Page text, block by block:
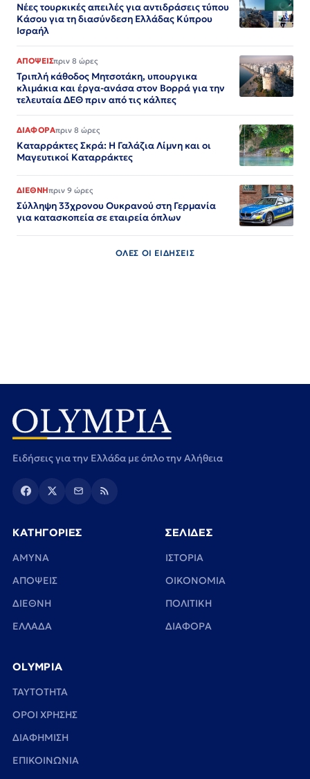
Νέες τουρκικές απειλές για αντιδράσεις τύπου
Κάσου για τη διασύνδεση Ελλάδας Κύπρου
Ισραήλ
ΑΠΟΨΕΙΣπριν 8 ώρες
Τριπλή κάθοδος Μητσοτάκη, υπουργικα
κλιμάκια και έργα-ανάσα στον Βορρά για την
τελευταία ΔΕΘ πριν από τις κάλπες
ΔΙΑΦΟΡΑπριν 8 ώρες
Καταρράκτες Σκρά: Η Γαλάζια Λίμνη και οι
Μαγευτικοί Καταρράκτες
ΔΙΕΘΝΗπριν 9 ώρες
Σύλληψη 33χρονου Ουκρανού στη Γερμανία
για κατασκοπεία σε εταιρεία όπλων
ΟΛΕΣ ΟΙ ΕΙΔΗΣΕΙΣ
Ειδήσεις για την Ελλάδα με όπλο την Αλήθεια
ΚΑΤΗΓΟΡΙΕΣ
ΑΜΥΝΑ
ΑΠΟΨΕΙΣ
ΔΙΕΘΝΗ
ΕΛΛΑΔΑ
ΣΕΛΙΔΕΣ
ΙΣΤΟΡΙΑ
ΟΙΚΟΝΟΜΙΑ
ΠΟΛΙΤΙΚΗ
ΔΙΑΦΟΡΑ
OLYMPIA
TAYTOTHTA
ΟΡΟΙ ΧΡΗΣΗΣ
ΔΙΑΦΗΜΙΣΗ
ΕΠΙΚΟΙΝΩΝΙΑ